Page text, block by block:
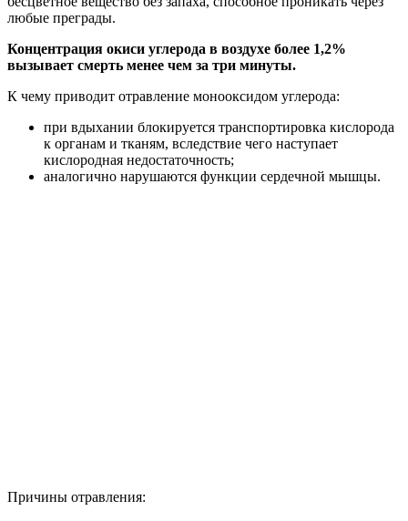
любые преграды.
Концентрация окиси углерода в воздухе более 1,2%
вызывает смерть менее чем за три минуты.
К чему приводит отравление монооксидом углерода:
при вдыхании блокируется транспортировка кислорода
к органам и тканям, вследствие чего наступает
кислородная недостаточность;
аналогично нарушаются функции сердечной мышцы.
Причины отравления: